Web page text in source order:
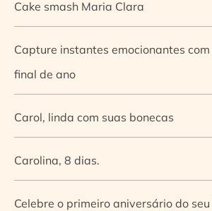
Cake smash Maria Clara
Capture instantes emocionantes
final de ano
Carol, linda com suas bonecas
Carolina, 8 dias.
Celebre o primeiro aniversário do